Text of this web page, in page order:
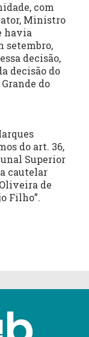
com
Ministro
havia
setembro,
decisão,
decisão do
do
do art. 36,
Superior
cautelar
de
Filho”.